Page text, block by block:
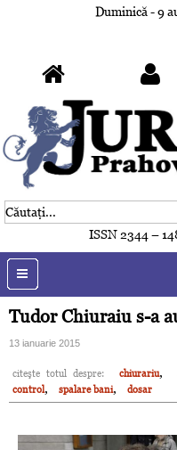
Duminică - 9
ISSN 2344 –
Tudor Chiuraiu s-a
13 ianuarie 2015
citeşte totul despre: chiurariu,
control, spalare bani, dosar